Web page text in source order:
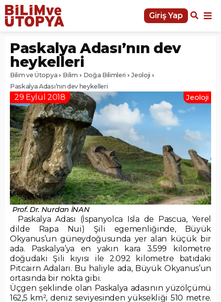
Giriş Yap
Paskalya Adası’nın dev
heykelleri
Bilim ve Ütopya Bilim Doğa Bilimleri
Jeoloji
Paskalya Adası’nın dev heykelleri
29 Eylül 2018 Jeoloji
Prof. Dr. Nurdan İNAN
Paskalya Adası (İspanyolca Isla de Pascua, Yerel
dilde Rapa Nui) Şili egemenliğinde, Büyük
Okyanus’un güneydoğusunda yer alan küçük bir
ada. Paskalya’ya en yakın kara 3.599 kilometre
doğudaki Şili kıyısı ile 2.092 kilometre batıdaki
Pitcairn Adaları. Bu haliyle ada, Büyük Okyanus’un
ortasında bir nokta gibi.
Üçgen şeklinde olan Paskalya adasının yüzölçümü
162,5 km², deniz seviyesinden yüksekliği 510 metre.